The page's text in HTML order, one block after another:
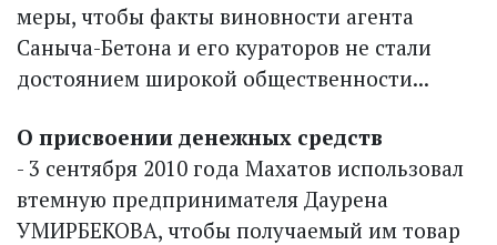
меры, чтобы факты виновности агента
Саныча-Бетона и его кураторов не стали
достоянием широкой общественности...
О присвоении денежных средств
- 3 сентября 2010 года Махатов использовал
втемную предпринимателя Даурена
УМИРБЕКОВА, чтобы получаемый им товар